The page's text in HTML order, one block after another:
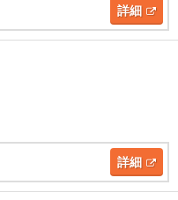
詳細
詳細